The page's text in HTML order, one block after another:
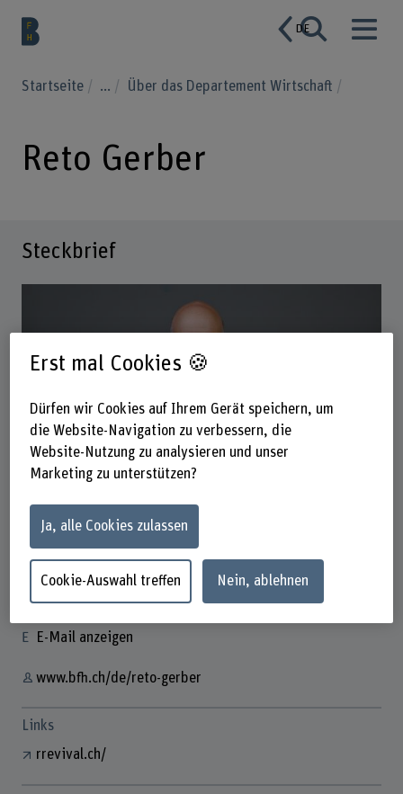
DE
Startseite ... Über das Departement Wirtschaft
Reto Gerber
Steckbrief
Reto Gerber
Business Development Manager
Kontakt
+41 31 848 37 59
E-Mail anzeigen
www.bfh.ch/de/reto-gerber
Links
rrevival.ch/
Erst mal Cookies 🍪
Dürfen wir Cookies auf Ihrem Gerät speichern, um
die Website-Navigation zu verbessern, die
Website-Nutzung zu analysieren und unser
Marketing zu unterstützen?
Ja, alle Cookies zulassen
Cookie-Auswahl treffen Nein, ablehnen